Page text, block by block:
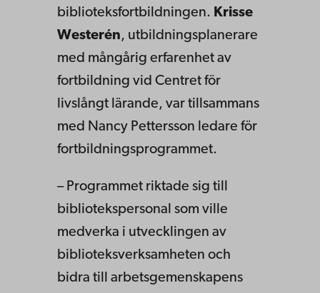
biblioteksfortbildningen. Krisse
Westerén, utbildningsplanerare
med mångårig erfarenhet av
fortbildning vid Centret för
livslångt lärande, var tillsammans
med Nancy Pettersson ledare för
fortbildningsprogrammet.
– Programmet riktade sig till
bibliotekspersonal som ville
medverka i utvecklingen av
biblioteksverksamheten och
bidra till arbetsgemenskapens